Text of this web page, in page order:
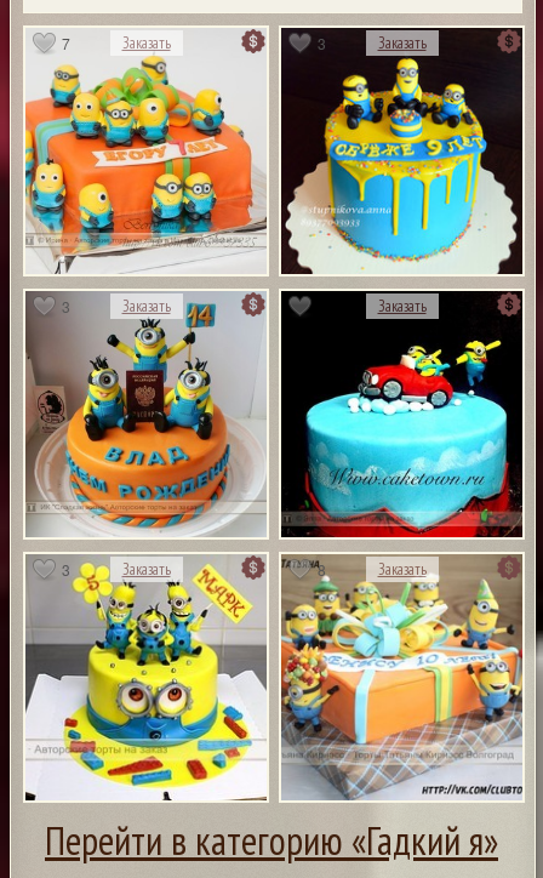
7 Заказать 3 Заказать
3 Заказать Заказать
3 Заказать 8 Заказать
Перейти в категорию «Гадкий я»